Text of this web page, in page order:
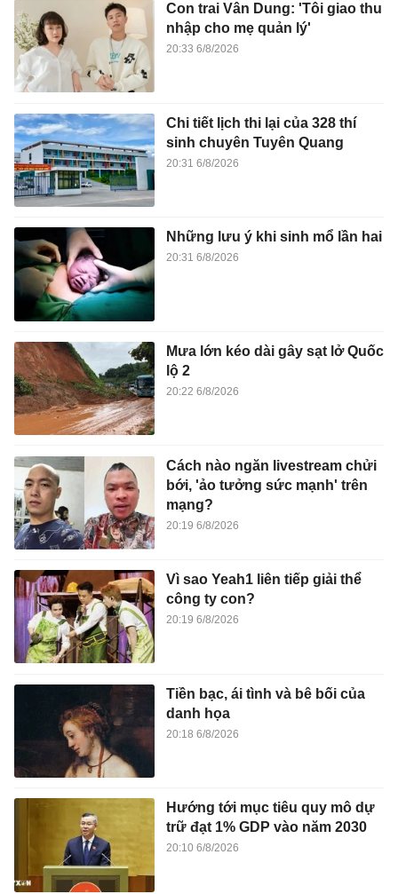
Con trai Vân Dung: 'Tôi giao thu
nhập cho mẹ quản lý'
20:33 6/8/2026
Chi tiết lịch thi lại của 328 thí
sinh chuyên Tuyên Quang
20:31 6/8/2026
Những lưu ý khi sinh mổ lần hai
20:31 6/8/2026
Mưa lớn kéo dài gây sạt lở Quốc
lộ 2
20:22 6/8/2026
Cách nào ngăn livestream chửi
bới, 'ảo tưởng sức mạnh' trên
mạng?
20:19 6/8/2026
Vì sao Yeah1 liên tiếp giải thể
công ty con?
20:19 6/8/2026
Tiền bạc, ái tình và bê bối của
danh họa
20:18 6/8/2026
Hướng tới mục tiêu quy mô dự
trữ đạt 1% GDP vào năm 2030
20:10 6/8/2026